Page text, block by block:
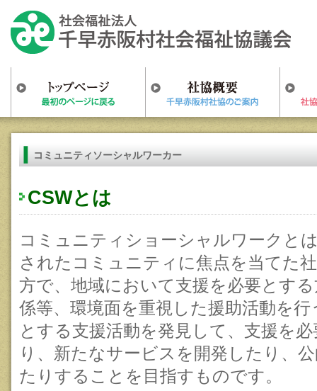
コミュニティソーシャルワーカー
CSWとは
コミュニティショーシャルワークと
されたコミュニティに焦点を当てた
方で、地域において支援を必要とす
係等、環境面を重視した援助活動を
とする支援活動を発見して、支援を
り、新たなサービスを開発したり、
たりすることを目指すものです。